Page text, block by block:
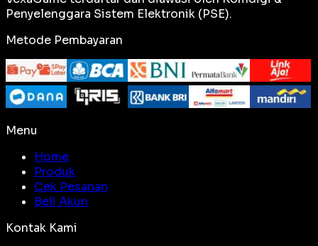
Penyelenggara Sistem Elektronik (PSE).
Metode Pembayaran
Menu
Home
Produk
Cek Pesanan
Beli Akun
Kontak Kami